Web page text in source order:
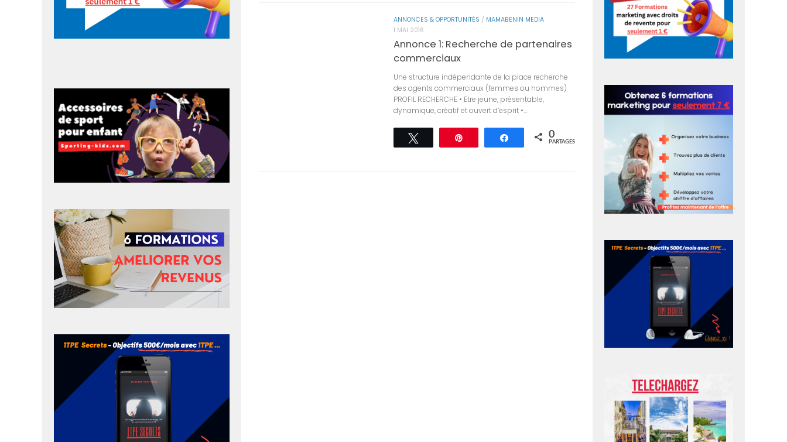
ANNONCES & OPPORTUNITÉS / MAMABENIN MEDIA
1 MAI 2016
Annonce 1: Recherche de partenaires
commerciaux
Une structure indépendante de la place recherche
des agents commerciaux (femmes ou hommes)
PROFIL RECHERCHE • Etre jeune, présentable,
dynamique, créatif et ouvert d’esprit •...
Partagez 0
PARTAGES